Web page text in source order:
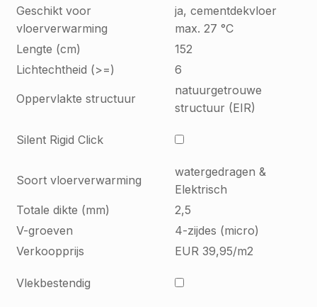
Geschikt voor
vloerverwarming
ja, cementdekvloer
max. 27 °C
Lengte (cm)
152
Lichtechtheid (>=)
6
Oppervlakte structuur
natuurgetrouwe
structuur (EIR)
Silent Rigid Click
Soort vloerverwarming
watergedragen &
Elektrisch
Totale dikte (mm)
2,5
V-groeven
4-zijdes (micro)
Verkoopprijs
EUR 39,95/m2
Vlekbestendig